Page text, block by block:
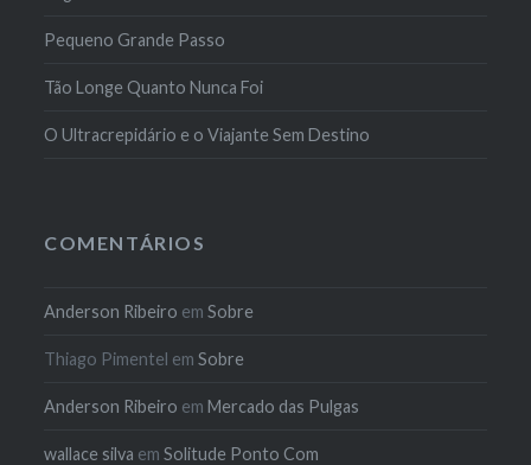
Pequeno Grande Passo
Tão Longe Quanto Nunca Foi
O Ultracrepidário e o Viajante Sem Destino
COMENTÁRIOS
Anderson Ribeiro emSobre
Thiago Pimentel emSobre
Anderson Ribeiro emMercado das Pulgas
wallace silva emSolitude Ponto Com